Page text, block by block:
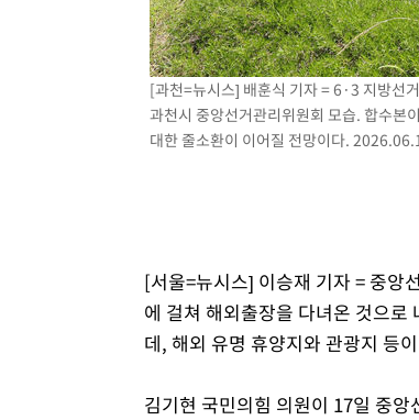
[과천=뉴시스] 배훈식 기자 = 6·3 지방선
과천시 중앙선거관리위원회 모습. 합수본
대한 줄소환이 이어질 전망이다.
[서울=뉴시스] 이승재 기자 = 중앙
에 걸쳐 해외출장을 다녀온 것으
데, 해외 유명 휴양지와 관광지 등
김기현 국민의힘 의원이 17일 중